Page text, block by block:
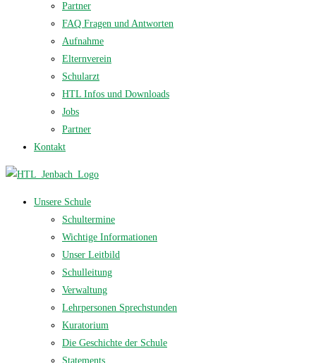
Partner
FAQ Fragen und Antworten
Aufnahme
Elternverein
Schularzt
HTL Infos und Downloads
Jobs
Partner
Kontakt
Unsere Schule
Schultermine
Wichtige Informationen
Unser Leitbild
Schulleitung
Verwaltung
Lehrpersonen Sprechstunden
Kuratorium
Die Geschichte der Schule
Statements